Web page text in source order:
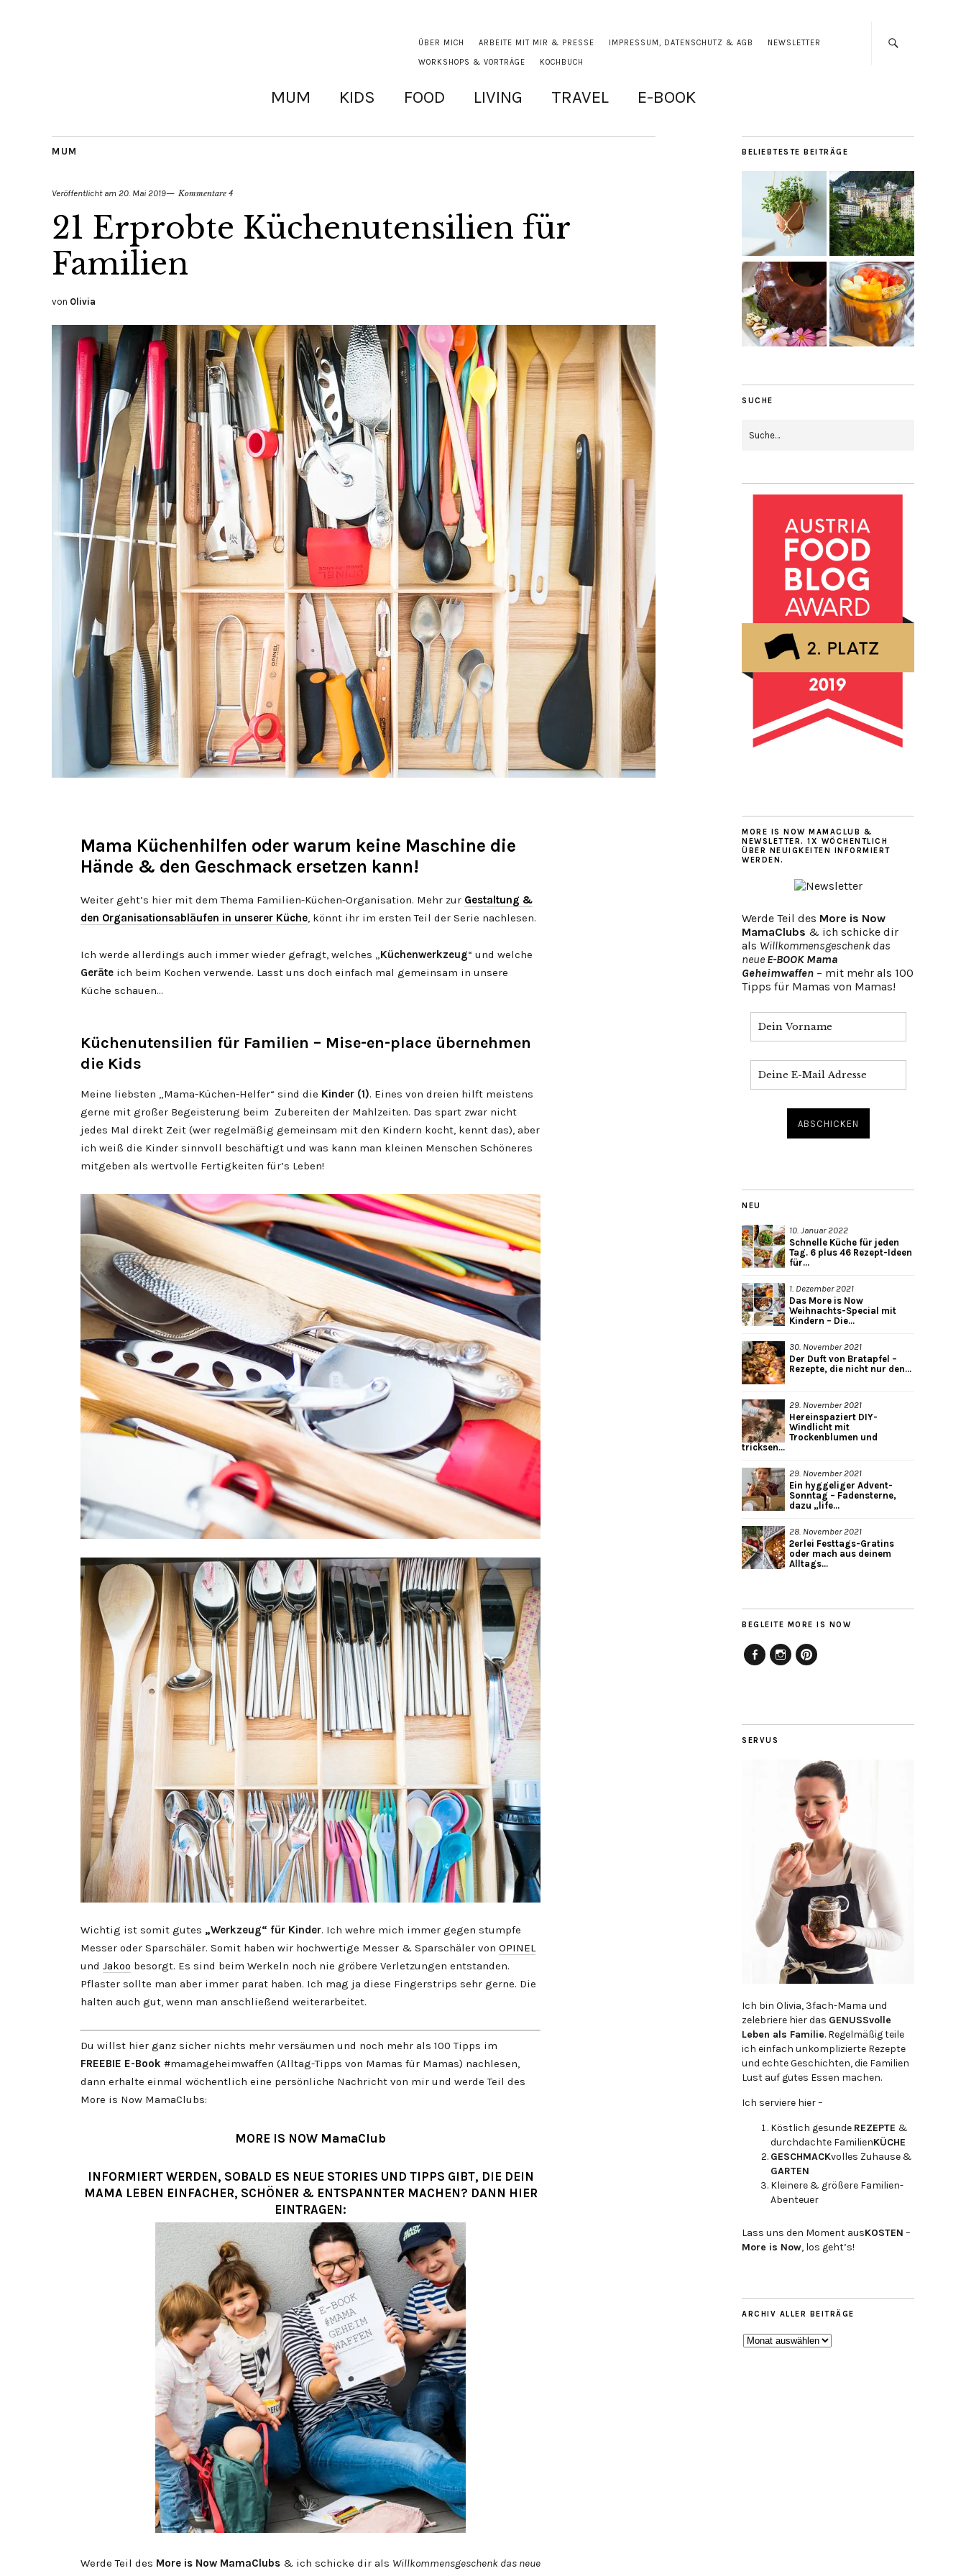
ÜBER MICH ARBEITE MIT MIR & PRESSE IMPRESSUM, DATENSCHUTZ & AGB NEWSLETTER
WORKSHOPS & VORTRÄGE KOCHBUCH
MUM KIDS FOOD LIVING TRAVEL E-BOOK
MUM
Veröffentlicht am 20. Mai 2019 Kommentare 4
21 Erprobte Küchenutensilien für
Familien
von Olivia
Mama Küchenhilfen oder warum keine Maschine die
Hände & den Geschmack ersetzen kann!
Weiter geht’s hier mit dem Thema Familien-Küchen-Organisation. Mehr zur Gestaltung &
den Organisationsabläufen in unserer Küche, könnt ihr im ersten Teil der Serie nachlesen.
Ich werde allerdings auch immer wieder gefragt, welches „Küchenwerkzeug“ und welche
Geräte ich beim Kochen verwende. Lasst uns doch einfach mal gemeinsam in unsere
Küche schauen…
Küchenutensilien für Familien – Mise-en-place übernehmen
die Kids
Meine liebsten „Mama-Küchen-Helfer“ sind die Kinder (1). Eines von dreien hilft meistens
gerne mit großer Begeisterung beim Zubereiten der Mahlzeiten. Das spart zwar nicht
jedes Mal direkt Zeit (wer regelmäßig gemeinsam mit den Kindern kocht, kennt das), aber
ich weiß die Kinder sinnvoll beschäftigt und was kann man kleinen Menschen Schöneres
mitgeben als wertvolle Fertigkeiten für’s Leben!
Wichtig ist somit gutes „Werkzeug“ für Kinder. Ich wehre mich immer gegen stumpfe
Messer oder Sparschäler. Somit haben wir hochwertige Messer & Sparschäler von OPINEL
und Jakoo besorgt. Es sind beim Werkeln noch nie gröbere Verletzungen entstanden.
Pflaster sollte man aber immer parat haben. Ich mag ja diese Fingerstrips sehr gerne. Die
halten auch gut, wenn man anschließend weiterarbeitet.
Du willst hier ganz sicher nichts mehr versäumen und noch mehr als 100 Tipps im
FREEBIE E-Book #mamageheimwaffen (Alltag-Tipps von Mamas für Mamas) nachlesen,
dann erhalte einmal wöchentlich eine persönliche Nachricht von mir und werde Teil des
More is Now MamaClubs:
MORE IS NOW MamaClub
INFORMIERT WERDEN, SOBALD ES NEUE STORIES UND TIPPS GIBT, DIE DEIN
MAMA LEBEN EINFACHER, SCHÖNER & ENTSPANNTER MACHEN? DANN HIER
EINTRAGEN:
Werde Teil des More is Now MamaClubs & ich schicke dir als Willkommensgeschenk das neue
BELIEBTESTE BEITRÄGE
SUCHE
MORE IS NOW MAMACLUB &
NEWSLETTER. 1X WÖCHENTLICH
ÜBER NEUIGKEITEN INFORMIERT
WERDEN.
Werde Teil des More is Now
MamaClubs & ich schicke dir
als Willkommensgeschenk das
neue E-BOOK Mama
Geheimwaffen – mit mehr als 100
Tipps für Mamas von Mamas!
NEU
10. Januar 2022
Schnelle Küche für jeden
Tag. 6 plus 46 Rezept-Ideen
für...
1. Dezember 2021
Das More is Now
Weihnachts-Special mit
Kindern – Die...
30. November 2021
Der Duft von Bratapfel –
Rezepte, die nicht nur den...
29. November 2021
Hereinspaziert DIY-
Windlicht mit
Trockenblumen und
tricksen...
29. November 2021
Ein hyggeliger Advent-
Sonntag – Fadensterne,
dazu „life...
28. November 2021
2erlei Festtags-Gratins
oder mach aus deinem
Alltags...
BEGLEITE MORE IS NOW
SERVUS
Ich bin Olivia, 3fach-Mama und
zelebriere hier das GENUSSvolle
Leben als Familie. Regelmäßig teile
ich einfach unkomplizierte Rezepte
und echte Geschichten, die Familien
Lust auf gutes Essen machen.
Ich serviere hier –
Köstlich gesunde REZEPTE &
durchdachte FamilienKÜCHE
GESCHMACKvolles Zuhause &
GARTEN
Kleinere & größere Familien-
Abenteuer
Lass uns den Moment ausKOSTEN –
More is Now, los geht’s!
ARCHIV ALLER BEITRÄGE
ARCHIV